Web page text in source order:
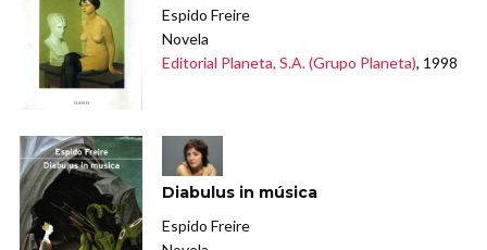
Espido Freire
Novela
Editorial Planeta, S.A. (Grupo Planeta), 1998
Diabulus in música
Espido Freire